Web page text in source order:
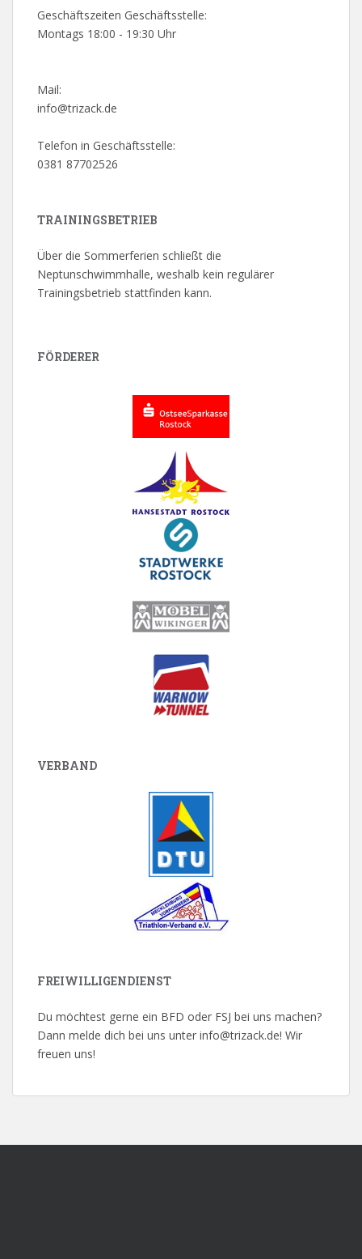
Geschäftszeiten Geschäftsstelle:
Montags 18:00 - 19:30 Uhr
Mail:
info@trizack.de
Telefon in Geschäftsstelle:
0381 87702526
TRAININGSBETRIEB
Über die Sommerferien schließt die
Neptunschwimmhalle, weshalb kein regulärer
Trainingsbetrieb stattfinden kann.
FÖRDERER
VERBAND
FREIWILLIGENDIENST
Du möchtest gerne ein BFD oder FSJ bei uns machen?
Dann melde dich bei uns unter info@trizack.de! Wir
freuen uns!